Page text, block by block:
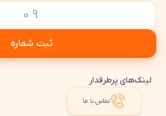
ثبت شماره
لینک‌های پرطرفدار
تماس با ما